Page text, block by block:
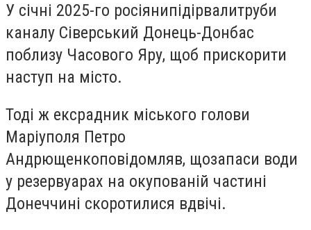
У січні 2025-го росіянипідірвалитруби
каналу Сіверський Донець-Донбас
поблизу Часового Яру, щоб прискорити
наступ на місто.
Тоді ж ексрадник міського голови
Маріуполя Петро
Андрющенкоповідомляв, щозапаси води
у резервуарах на окупованій частині
Донеччині скоротилися вдвічі.